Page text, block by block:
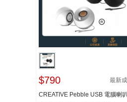
$790 最新
CREATIVE Pebble USB 電腦喇叭